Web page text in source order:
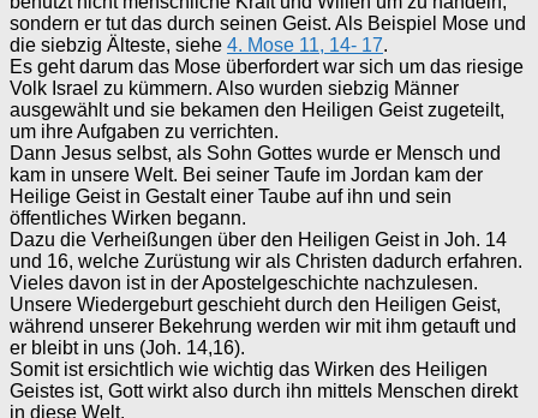
sondern er tut das durch seinen Geist. Als Beispiel Mose und
die siebzig Älteste, siehe 4. Mose 11, 14- 17.
Es geht darum das Mose überfordert war sich um das riesige
Volk Israel zu kümmern. Also wurden siebzig Männer
ausgewählt und sie bekamen den Heiligen Geist zugeteilt,
um ihre Aufgaben zu verrichten.
Dann Jesus selbst, als Sohn Gottes wurde er Mensch und
kam in unsere Welt. Bei seiner Taufe im Jordan kam der
Heilige Geist in Gestalt einer Taube auf ihn und sein
öffentliches Wirken begann.
Dazu die Verheißungen über den Heiligen Geist in Joh. 14
und 16, welche Zurüstung wir als Christen dadurch erfahren.
Vieles davon ist in der Apostelgeschichte nachzulesen.
Unsere Wiedergeburt geschieht durch den Heiligen Geist,
während unserer Bekehrung werden wir mit ihm getauft und
er bleibt in uns (Joh. 14,16).
Somit ist ersichtlich wie wichtig das Wirken des Heiligen
Geistes ist, Gott wirkt also durch ihn mittels Menschen direkt
in diese Welt.